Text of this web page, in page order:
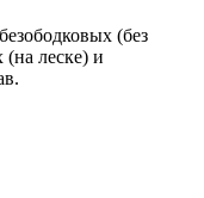
(без
леске) и